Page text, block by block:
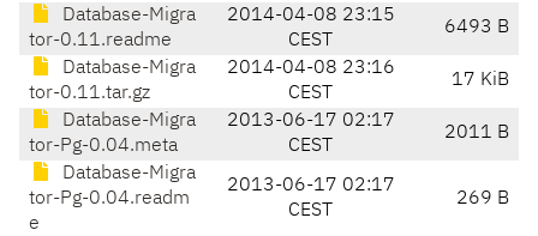
Database-Migra
tor-0.11.readme
2014-04-08 23:15
CEST
6493 B
Database-Migra
tor-0.11.tar.gz
2014-04-08 23:16
CEST
17 KiB
Database-Migra
tor-Pg-0.04.meta
2013-06-17 02:17
CEST
2011 B
Database-Migra
tor-Pg-0.04.readm
e
2013-06-17 02:17
CEST
269 B